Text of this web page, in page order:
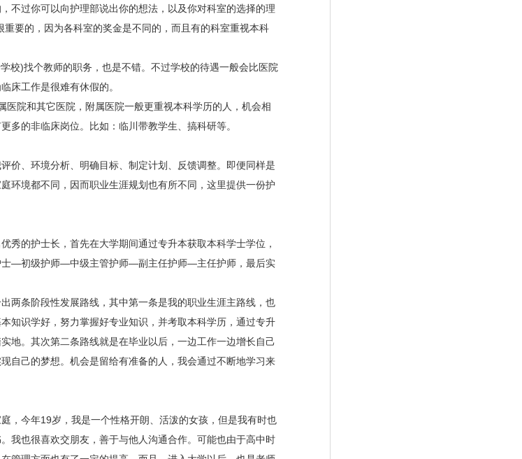
不过你可以向护理部说出你的想法，以及你对科室的选择的理
要的，因为各科室的奖金是不同的，而且有的科室重视本科
)找个教师的职务，也是不错。不过学校的待遇一般会比医院
床工作是很难有休假的。
院和其它医院，附属医院一般更重视本科学历的人，机会相
多的非临床岗位。比如：临川带教学生、搞科研等。
、环境分析、明确目标、制定计划、反馈调整。即便同样是
环境都不同，因而职业生涯规划也有所不同，这里提供一份护
的护士长，首先在大学期间通过专升本获取本科学士学位，
士—初级护师—中级主管护师—副主任护师—主任护师，最后实
条阶段性发展路线，其中第一条是我的职业生涯主路线，也
知识学好，努力掌握好专业知识，并考取本科学历，通过专升
地。其次第二条路线就是在毕业以后，一边工作一边增长自己
自己的梦想。机会是留给有准备的人，我会通过不断地学习来
今年19岁，我是一个性格开朗、活泼的女孩，但是我有时也
我也很喜欢交朋友，善于与他人沟通合作。可能也由于高中时